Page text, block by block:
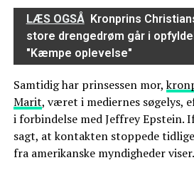
LÆS OGSÅ Kronprins
store drengedrøm går i
"Kæmpe oplevelse"
Samtidig har prinsessen mor,
Marit, været i mediernes søgelys,
i forbindelse med Jeffrey Epstein.
sagt, at kontakten stoppede
fra amerikanske myndigheder viser.